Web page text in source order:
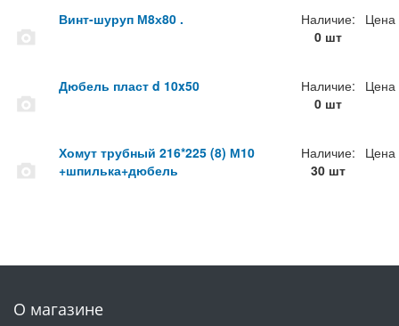
Винт-шуруп М8х80 .
Наличие:
0 шт
Цена
Дюбель пласт d 10x50
Наличие:
0 шт
Цена
Хомут трубный 216*225 (8) М10
+шпилька+дюбель
Наличие:
30 шт
Цена
О магазине